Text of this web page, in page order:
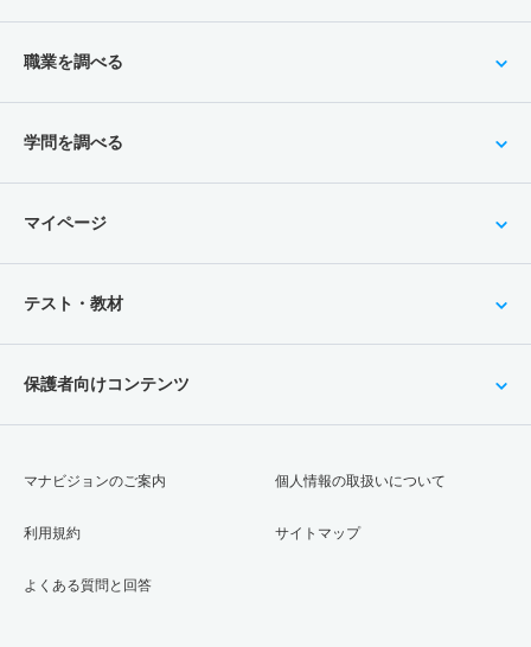
職業を調べる
学問を調べる
マイページ
テスト・教材
保護者向けコンテンツ
マナビジョンのご案内
利用規約
よくある質問と回答
個人情報の取扱いについて
サイトマップ